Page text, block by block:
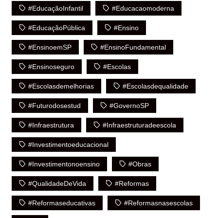
#EducaçãoInfantil #educacaomoderna
#EducaçãoPública #Ensino
#ensinoemSP #EnsinoFundamental
#ensinoseguro #escolas
#escolasdemelhorias #escolasdequalidade
#futurodosestud #GovernoSP
#infraestrutura #infraestruturadeescola
#investimentoeducacional
#investimentonoensino #obras
#QualidadeDeVida #reformas
#reformaseducativas #reformasnasescolas